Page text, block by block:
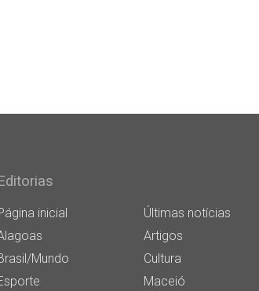
inicial
Últimas notícias
Artigos
Mundo
Cultura
Maceió